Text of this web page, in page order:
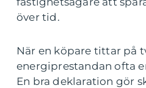
över tid.
När en köpare tittar på
energiprestandan ofta
En bra deklaration gör